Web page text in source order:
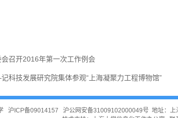
召开2016年第一次工作例会
科技发展研究院集体参观“上海凝聚力工程博物馆”
沪ICP备09014157 沪公网安备31009102000049号 地址：